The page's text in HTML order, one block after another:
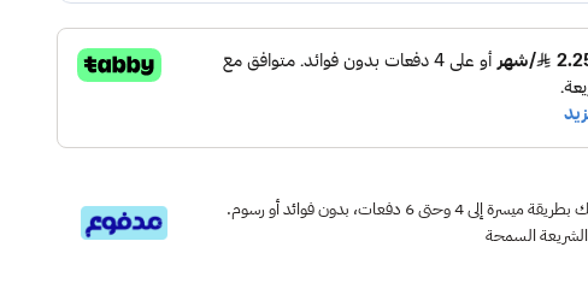
قسم دفعاتك بطريقة ميسرة إلى 4 وحتى 6 دفعات، بدون فوائد أو رسوم.
السمحة